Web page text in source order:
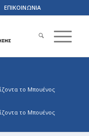
ΕΠΙΚΟΙΝΩΝΙΑ
το Μπουένος
το Μπουένος